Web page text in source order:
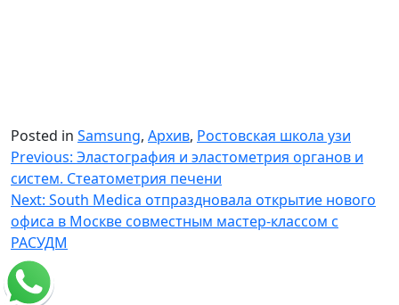
Posted in Samsung, Архив, Ростовская школа узи
Навигация
по
записям
Previous: Эластография и эластометрия органов и
систем. Стеатометрия печени
Next: South Medica отпраздновала открытие нового
офиса в Москве совместным мастер-классом с
РАСУДМ